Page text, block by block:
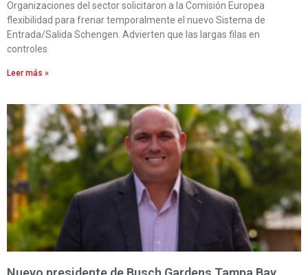
Organizaciones del sector solicitaron a la Comisión Europea
flexibilidad para frenar temporalmente el nuevo Sistema de
Entrada/Salida Schengen. Advierten que las largas filas en
controles
Leer más »